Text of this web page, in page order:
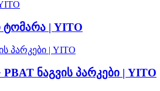
| YITO
ნაგვის პარკები | YITO